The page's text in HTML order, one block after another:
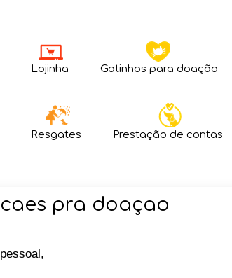
Lojinha Gatinhos para doação
Resgates Prestação de contas
caes pra doaçao
pessoal,